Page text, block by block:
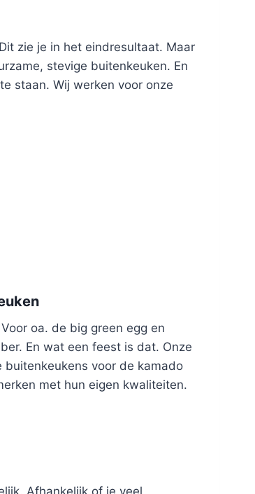
zie je in het eindresultaat. Maar
stevige buitenkeuken. En
staan. Wij werken voor onze
oa. de big green egg en
En wat een feest is dat. Onze
voor de kamado
met hun eigen kwaliteiten.
Afhankelijk of je veel